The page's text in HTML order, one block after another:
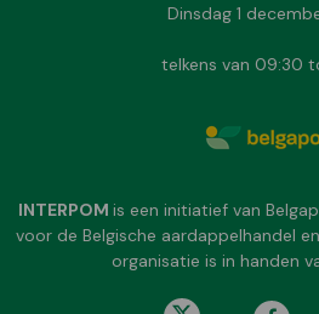
Dinsdag 1
telkens van 09:30
INTERPOM is een initiatief van
voor de Belgische aardappelhandel
organisatie is in handen